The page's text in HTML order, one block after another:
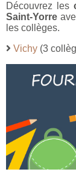
Découvrez les
Saint-Yorre
les collèges.
Vichy (3